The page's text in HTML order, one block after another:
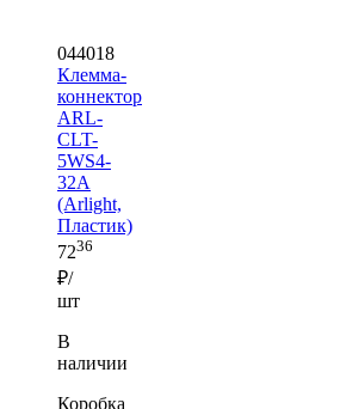
044018
Клемма-
коннектор
ARL-
CLT-
5WS4-
32A
(Arlight,
Пластик)
7236
₽/
шт
В
наличии
Коробка